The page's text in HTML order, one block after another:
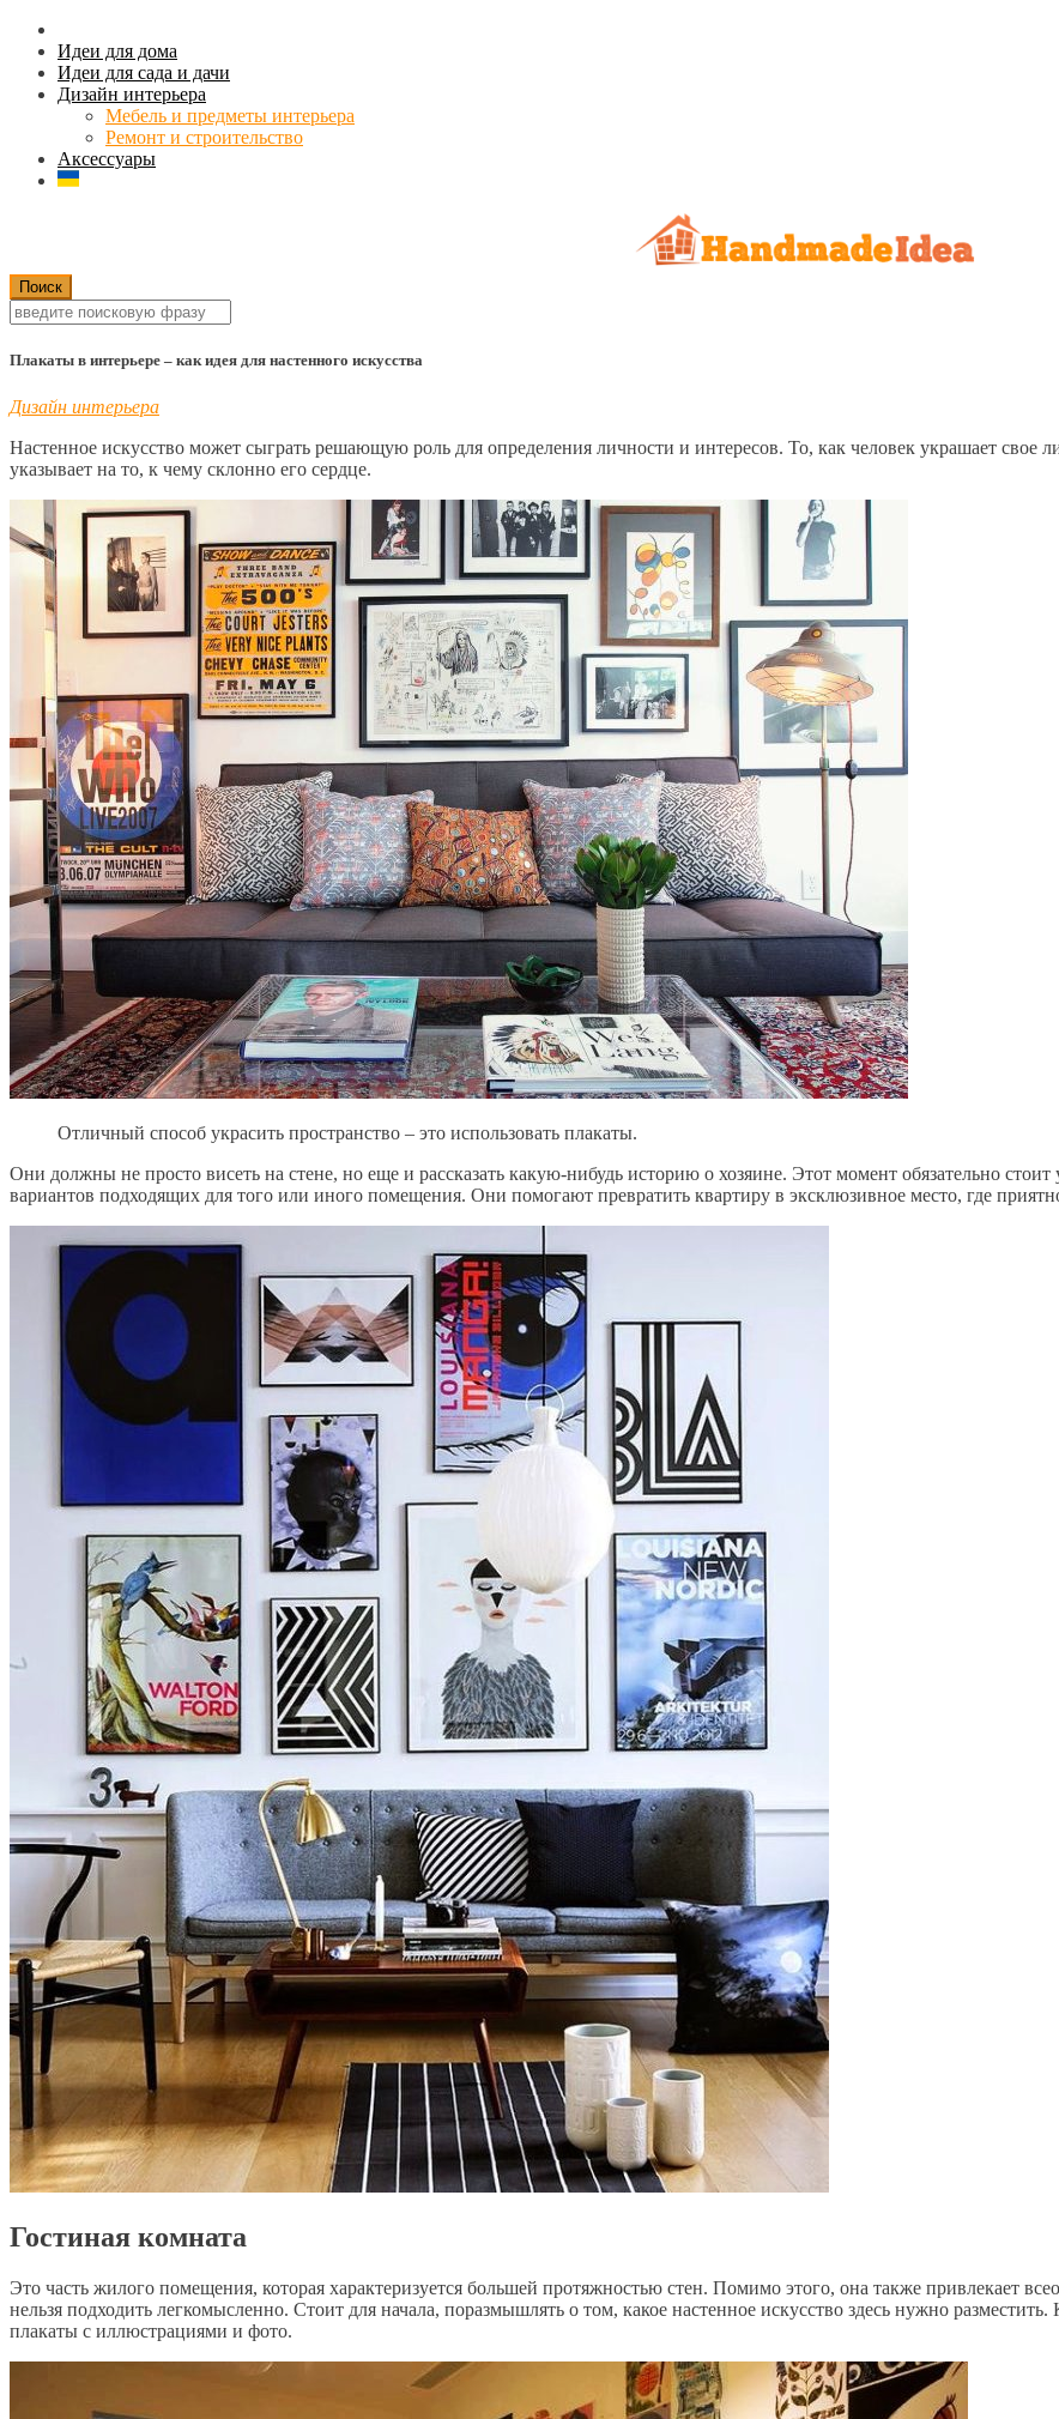
Идеи для дома
Идеи для сада и дачи
Дизайн интерьера
Мебель и предметы интерьера
Ремонт и строительство
Аксессуары
Плакаты в интерьере – как идея для настенного искусства
Дизайн интерьера
Настенное искусство может сыграть решающую роль для определения личности и интересов. То, как человек украшает свое
указывает на то, к чему склонно его сердце.
Отличный способ украсить пространство – это использовать плакаты.
Они должны не просто висеть на стене, но еще и рассказать какую-нибудь историю о хозяине. Этот момент обязательно
вариантов подходящих для того или иного помещения. Они помогают превратить квартиру в эксклюзивное место, где
Гостиная комната
Это часть жилого помещения, которая характеризуется большей протяжностью стен. Помимо этого, она также привлекает
нельзя подходить легкомысленно. Стоит для начала, поразмышлять о том, какое настенное искусство здесь нужно
плакаты с иллюстрациями и фото.